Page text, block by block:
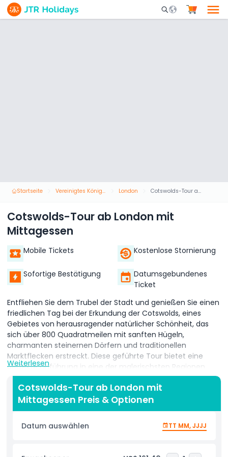
Mobile Search
Startseite Vereinigtes Königreich London Cotswolds-Tour ab London mit Mittagessen
Cotswolds-Tour ab London mit
Mittagessen
Mobile Tickets Kostenlose Stornierung
Sofortige Bestätigung
Datumsgebundenes
Ticket
Entfliehen Sie dem Trubel der Stadt und genießen Sie einen
friedlichen Tag bei der Erkundung der Cotswolds, eines
Gebietes von herausragender natürlicher Schönheit, das
sich über 800 Quadratmeilen mit sanften Hügeln,
charmanten steinernen Dörfern und traditionellen
Marktflecken erstreckt. Diese geführte Tour bietet eine
perfekte Einführung in eine der malerischsten Regionen
Englands. Ihr Tag beginnt im historischen Dorf Burford, das
oft als Tor zu den Cotswolds bezeichnet wird. Beim
Spaziergang durch die reizvolle Hauptstraße sind Sie von
alten Cottages, traditionellen Geschäften und
jahrhundertealten Almhäusern umgeben, die das reiche
Erbe der Stadt widerspiegeln. Der friedliche Charme und die
Besuchern. Anschließend geht es nach Stow on the Wold,
Weiterlesen
Cotswolds-Tour ab London mit
Mittagessen Preis & Optionen
Datum auswählen TT MM, JJJJ